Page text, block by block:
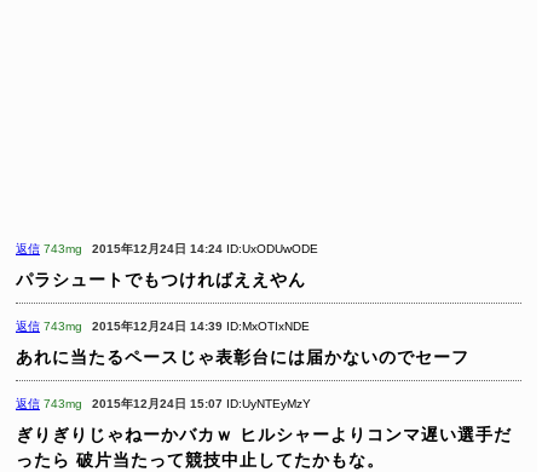
返信 743mg 2015年12月24日 14:24 ID:UxODUwODE
パラシュートでもつければええやん
返信 743mg 2015年12月24日 14:39 ID:MxOTIxNDE
あれに当たるペースじゃ表彰台には届かないのでセーフ
返信 743mg 2015年12月24日 15:07 ID:UyNTEyMzY
ぎりぎりじゃねーかバカｗ
ヒルシャーよりコンマ遅い選手だ
ったら 破片当たって競技中止してたかもな。